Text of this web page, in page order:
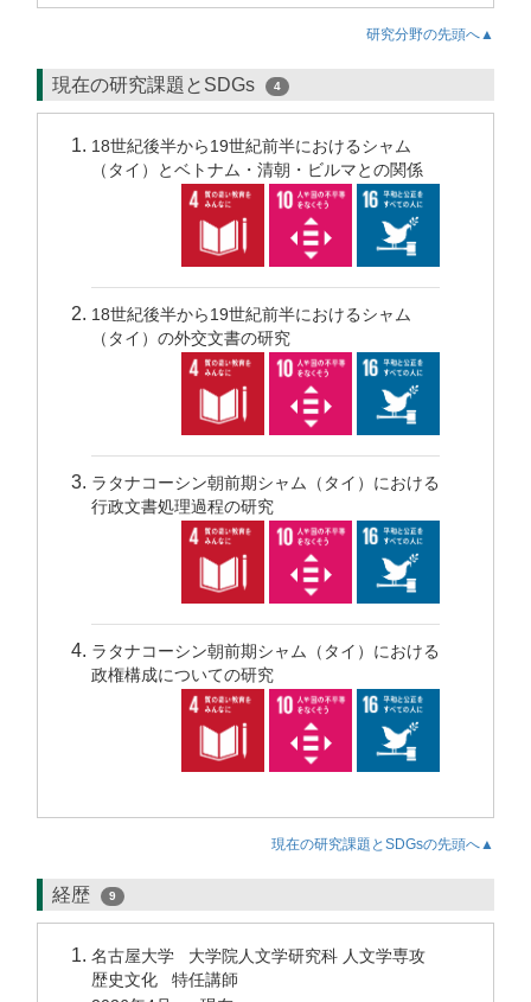
研究分野の先頭へ▲
現在の研究課題とSDGs 4
18世紀後半から19世紀前半におけるシャム
（タイ）とベトナム・清朝・ビルマとの関係
18世紀後半から19世紀前半におけるシャム
（タイ）の外交文書の研究
ラタナコーシン朝前期シャム（タイ）における
行政文書処理過程の研究
ラタナコーシン朝前期シャム（タイ）における
政権構成についての研究
現在の研究課題とSDGsの先頭へ▲
経歴 9
名古屋大学 大学院人文学研究科 人文学専攻
歴史文化 特任講師